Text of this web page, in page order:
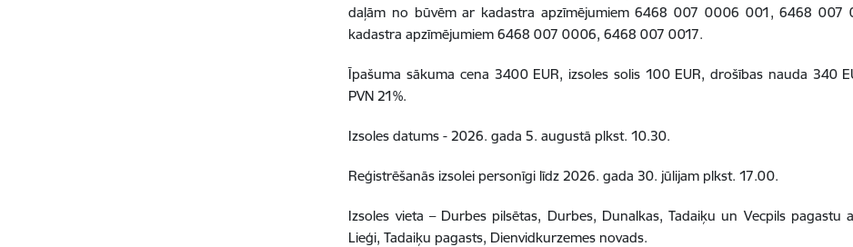
daļām no būvēm ar kadastra apzīmējumiem 6468 007 0006 001, 6468 007
kadastra apzīmējumiem 6468 007 0006, 6468 007 0017.
Īpašuma sākuma cena 3400 EUR, izsoles solis 100 EUR, drošības nauda 340
PVN 21%.
Izsoles datums - 2026. gada 5. augustā plkst. 10.30.
Reģistrēšanās izsolei personīgi līdz 2026. gada 30. jūlijam plkst. 17.00.
Izsoles vieta – Durbes pilsētas, Durbes, Dunalkas, Tadaiķu un Vecpils pagastu
Lieģi, Tadaiķu pagasts, Dienvidkurzemes novads.